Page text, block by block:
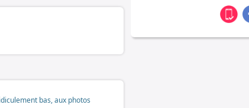
bas, aux photos